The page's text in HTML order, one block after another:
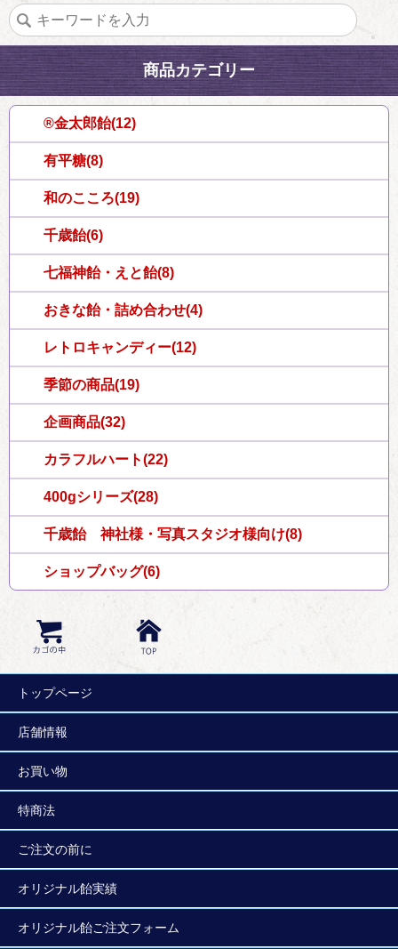
商品カテゴリー
®金太郎飴(12)
有平糖(8)
和のこころ(19)
千歳飴(6)
七福神飴・えと飴(8)
おきな飴・詰め合わせ(4)
レトロキャンディー(12)
季節の商品(19)
企画商品(32)
カラフルハート(22)
400gシリーズ(28)
千歳飴 神社様・写真スタジオ様向け(8)
ショップバッグ(6)
トップページ
店舗情報
お買い物
特商法
ご注文の前に
オリジナル飴実績
オリジナル飴ご注文フォーム